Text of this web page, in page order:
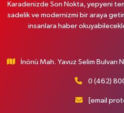
Karadenizde Son Nokta, yepyeni
sadelik ve modernizmi bir araya
insanlara haber
İnönü Mah. Yavuz Selim
0 (462)
[email